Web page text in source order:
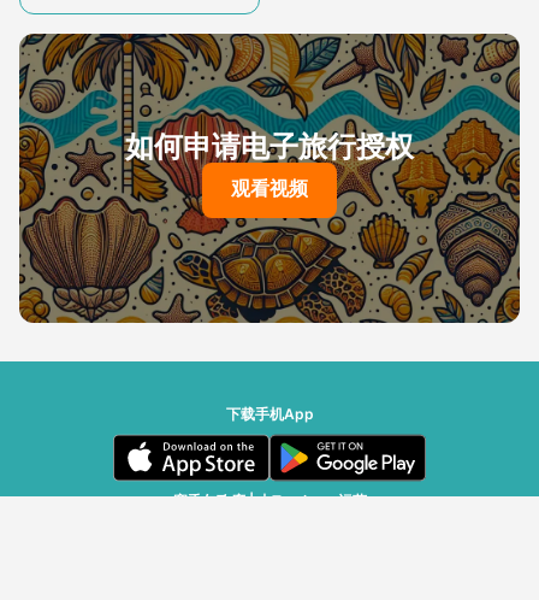
如何申请电子旅行授权
观看视频
下载手机App
塞舌尔政府 | 由Travizory运营